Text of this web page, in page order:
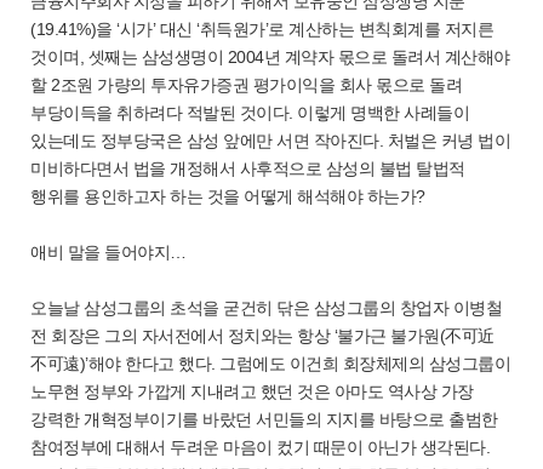
(19.41%)을 ‘시가’ 대신 ‘취득원가’로 계산하는 변칙회계를 저지른
것이며, 셋째는 삼성생명이 2004년 계약자 몫으로 돌려서 계산해야
할 2조원 가량의 투자유가증권 평가이익을 회사 몫으로 돌려
부당이득을 취하려다 적발된 것이다. 이렇게 명백한 사례들이
있는데도 정부당국은 삼성 앞에만 서면 작아진다. 처벌은 커녕 법이
미비하다면서 법을 개정해서 사후적으로 삼성의 불법 탈법적
행위를 용인하고자 하는 것을 어떻게 해석해야 하는가?
애비 말을 들어야지…
오늘날 삼성그룹의 초석을 굳건히 닦은 삼성그룹의 창업자 이병철
전 회장은 그의 자서전에서 정치와는 항상 ‘불가근 불가원(不可近
不可遠)’해야 한다고 했다. 그럼에도 이건희 회장체제의 삼성그룹이
노무현 정부와 가깝게 지내려고 했던 것은 아마도 역사상 가장
강력한 개혁정부이기를 바랐던 서민들의 지지를 바탕으로 출범한
참여정부에 대해서 두려운 마음이 컸기 때문이 아닌가 생각된다.